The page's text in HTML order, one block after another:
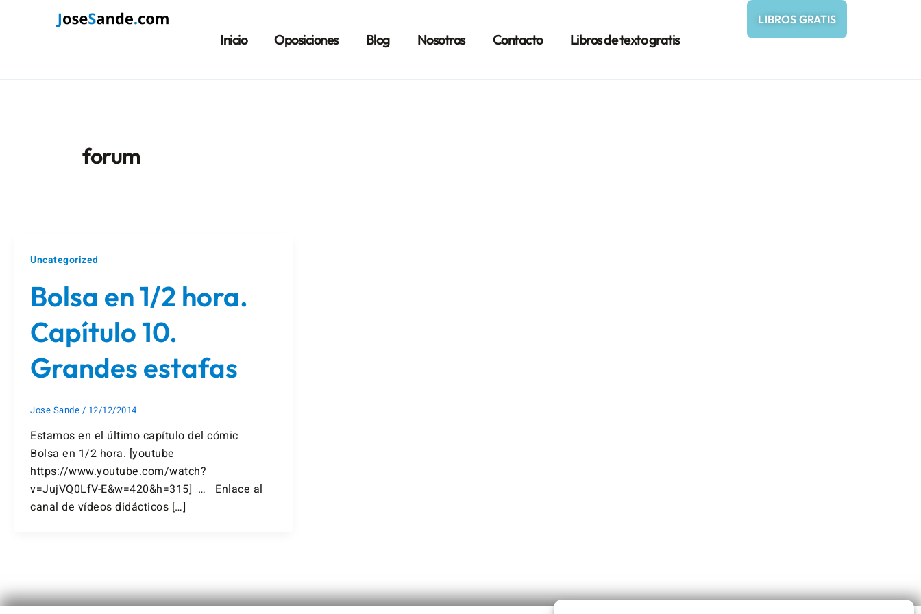
Inicio Oposiciones Blog Nosotros Contacto Libros de texto gratis
LIBROS GRATIS
forum
Uncategorized
Bolsa en 1/2 hora.
Capítulo 10.
Grandes estafas
Jose Sande / 12/12/2014
Estamos en el último capítulo del cómic
Bolsa en 1/2 hora. [youtube
https://www.youtube.com/watch?
v=JujVQ0LfV-E&w=420&h=315] … Enlace al
canal de vídeos didácticos […]